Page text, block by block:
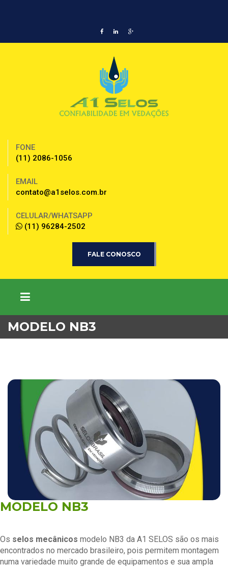
FONE
(11) 2086-1056
EMAIL
contato@a1selos.com.br
CELULAR/WHATSAPP
(11) 96284-2502
FALE CONOSCO
MODELO NB3
MODELO NB3
Os selos mecânicos modelo NB3 da A1 SELOS são os mais
encontrados no mercado brasileiro, pois permitem montagem
numa variedade muito grande de equipamentos e sua ampla